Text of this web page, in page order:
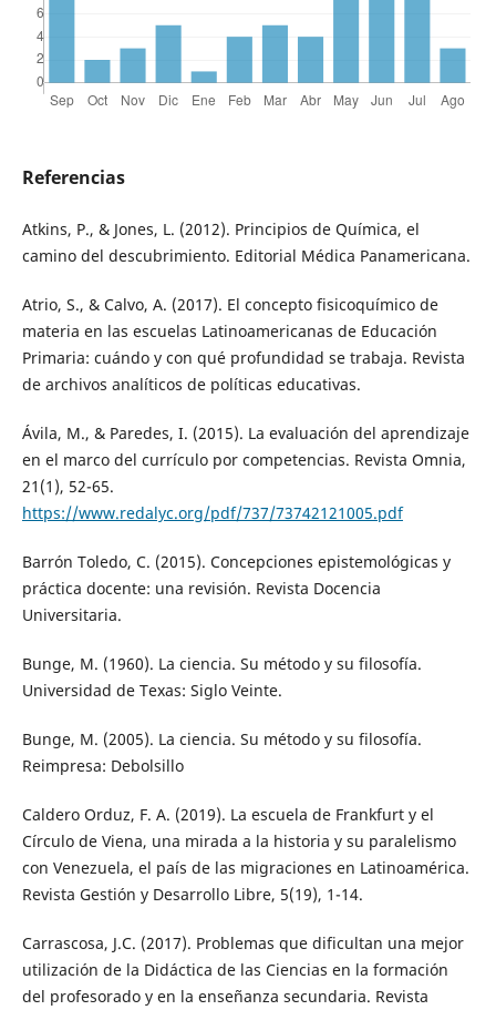
Referencias
Atkins, P., & Jones, L. (2012). Principios de Química, el
camino del descubrimiento. Editorial Médica Panamericana.
Atrio, S., & Calvo, A. (2017). El concepto fisicoquímico de
materia en las escuelas Latinoamericanas de Educación
Primaria: cuándo y con qué profundidad se trabaja. Revista
de archivos analíticos de políticas educativas.
Ávila, M., & Paredes, I. (2015). La evaluación del aprendizaje
en el marco del currículo por competencias. Revista Omnia,
21(1), 52-65.
https://www.redalyc.org/pdf/737/73742121005.pdf
Barrón Toledo, C. (2015). Concepciones epistemológicas y
práctica docente: una revisión. Revista Docencia
Universitaria.
Bunge, M. (1960). La ciencia. Su método y su filosofía.
Universidad de Texas: Siglo Veinte.
Bunge, M. (2005). La ciencia. Su método y su filosofía.
Reimpresa: Debolsillo
Caldero Orduz, F. A. (2019). La escuela de Frankfurt y el
Círculo de Viena, una mirada a la historia y su paralelismo
con Venezuela, el país de las migraciones en Latinoamérica.
Revista Gestión y Desarrollo Libre, 5(19), 1-14.
Carrascosa, J.C. (2017). Problemas que dificultan una mejor
utilización de la Didáctica de las Ciencias en la formación
del profesorado y en la enseñanza secundaria. Revista